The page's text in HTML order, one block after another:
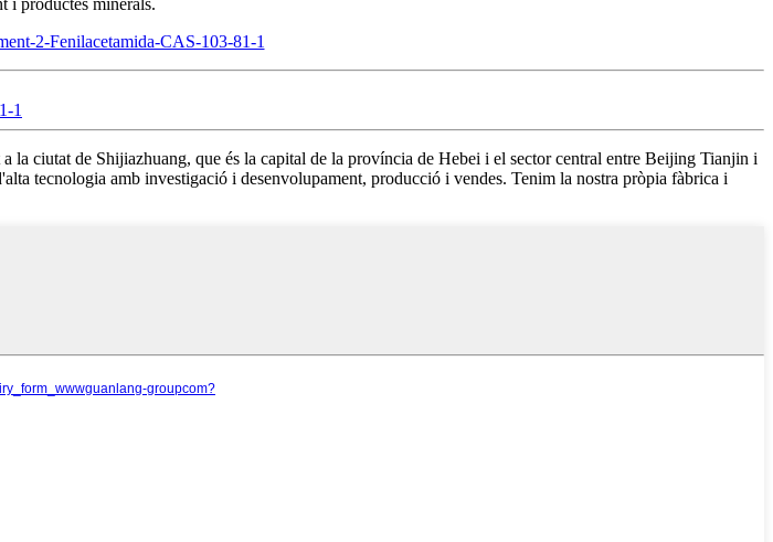
1
ciutat de Shijiazhuang, que és la capital de la província de Hebei i el sector central entre Beijing Tianjin i
tecnologia amb investigació i desenvolupament, producció i vendes. Tenim la nostra pròpia fàbrica i